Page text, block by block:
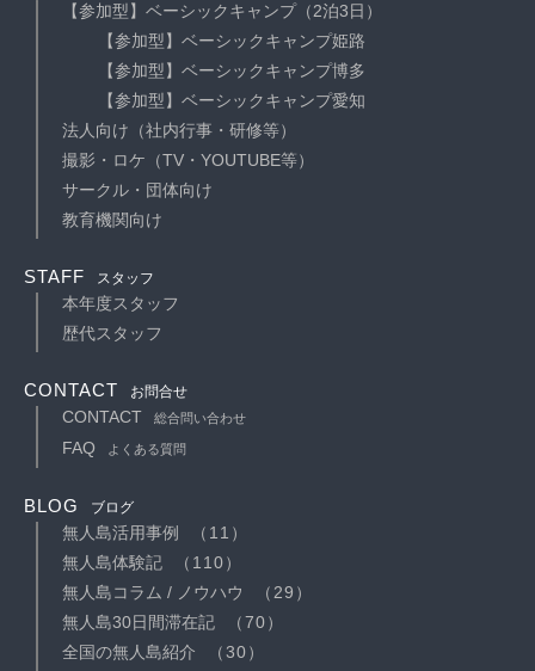
【参加型】ベーシックキャンプ（2泊3日）
【参加型】ベーシックキャンプ姫路
【参加型】ベーシックキャンプ博多
【参加型】ベーシックキャンプ愛知
法人向け（社内行事・研修等）
撮影・ロケ（TV・YOUTUBE等）
サークル・団体向け
教育機関向け
STAFF スタッフ
本年度スタッフ
歴代スタッフ
CONTACT お問合せ
CONTACT 総合問い合わせ
FAQ よくある質問
BLOG ブログ
無人島活用事例
（11）
無人島体験記
（110）
無人島コラム / ノウハウ
（29）
無人島30日間滞在記
（70）
全国の無人島紹介
（30）